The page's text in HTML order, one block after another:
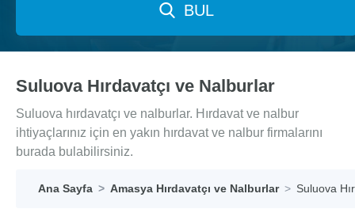
BUL
Suluova Hırdavatçı ve Nalburlar
Suluova hırdavatçı ve nalburlar. Hırdavat ve nalbur
ihtiyaçlarınız için en yakın hırdavat ve nalbur firmalarını
burada bulabilirsiniz.
Ana Sayfa Amasya Hırdavatçı ve Nalburlar Suluova